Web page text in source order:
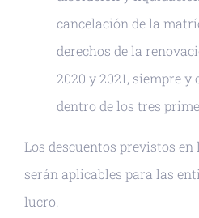
cancelación de la
derechos de la
2020 y 2021, siempre y
dentro de los tres
Los descuentos previstos
serán aplicables para las
lucro.